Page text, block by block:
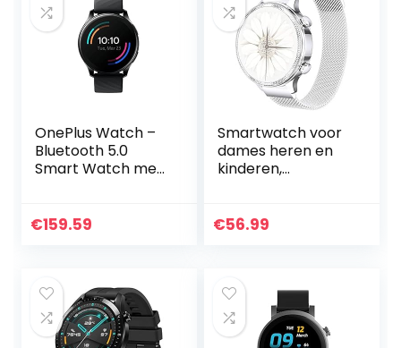
OnePlus Watch –
Bluetooth 5.0
Smart Watch met
5ATM + IP68
€159.59
Smartwatch voor
dames heren en
kinderen,
touchscreen,
€56.99